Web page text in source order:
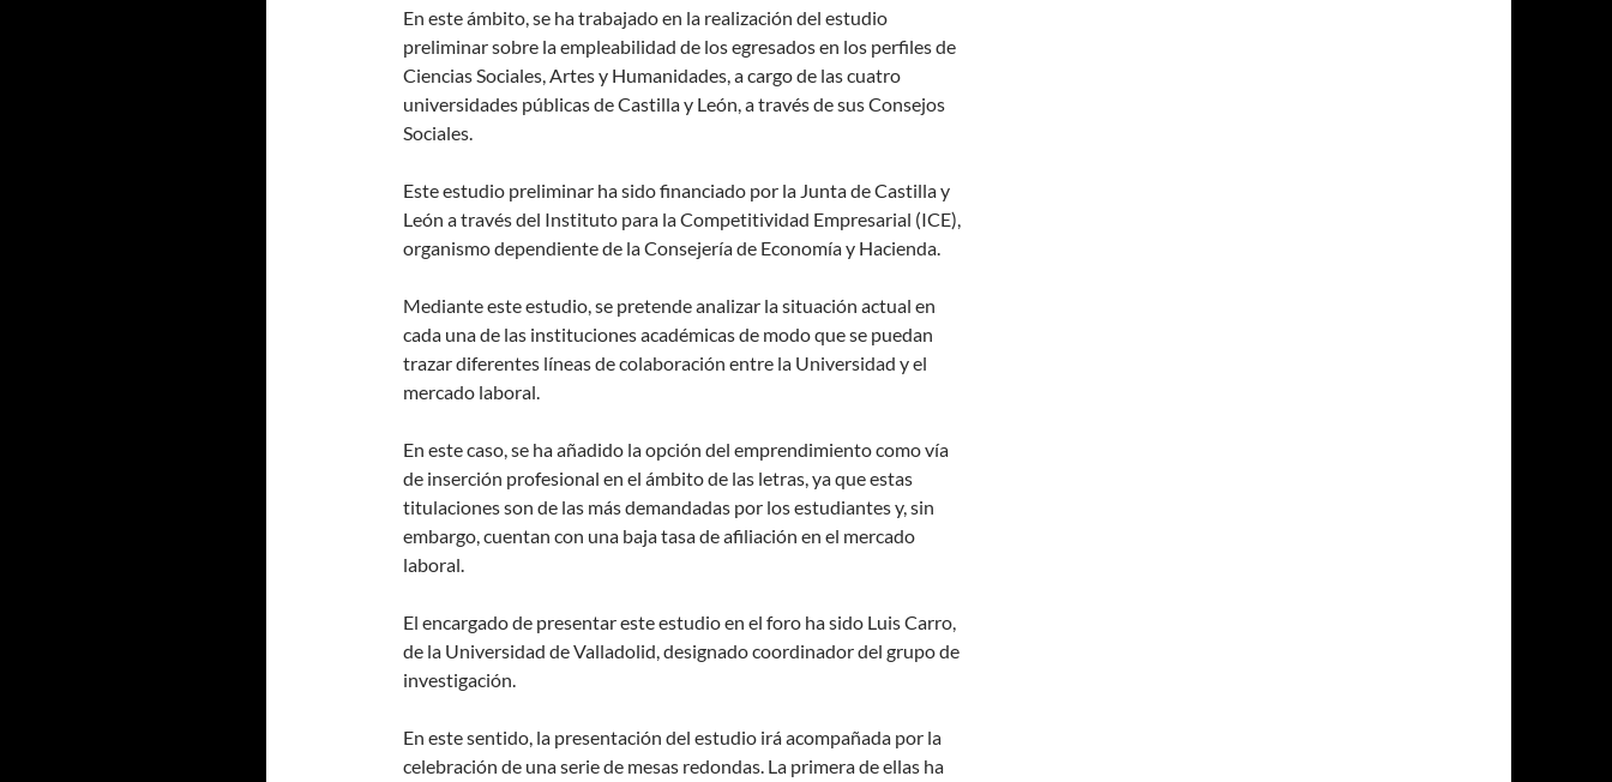
En este ámbito, se ha trabajado en la realización del estudio
preliminar sobre la empleabilidad de los egresados en los perfiles de
Ciencias Sociales, Artes y Humanidades, a cargo de las cuatro
universidades públicas de Castilla y León, a través de sus Consejos
Sociales.
Este estudio preliminar ha sido financiado por la Junta de Castilla y
León a través del Instituto para la Competitividad Empresarial (ICE),
organismo dependiente de la Consejería de Economía y Hacienda.
Mediante este estudio, se pretende analizar la situación actual en
cada una de las instituciones académicas de modo que se puedan
trazar diferentes líneas de colaboración entre la Universidad y el
mercado laboral.
En este caso, se ha añadido la opción del emprendimiento como vía
de inserción profesional en el ámbito de las letras, ya que estas
titulaciones son de las más demandadas por los estudiantes y, sin
embargo, cuentan con una baja tasa de afiliación en el mercado
laboral.
El encargado de presentar este estudio en el foro ha sido Luis Carro,
de la Universidad de Valladolid, designado coordinador del grupo de
investigación.
En este sentido, la presentación del estudio irá acompañada por la
celebración de una serie de mesas redondas. La primera de ellas ha